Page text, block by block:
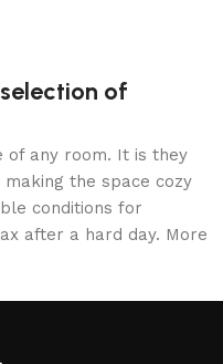
of
of any room. It is they
the space cozy
conditions for
after a hard day. More
at the computer in your